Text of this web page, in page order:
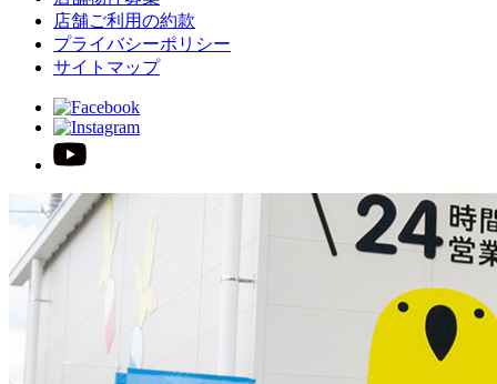
店舗ご利用の約款
プライバシーポリシー
サイトマップ